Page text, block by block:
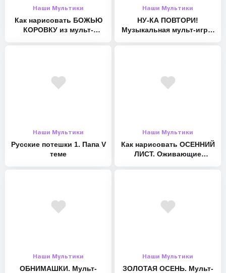
Наши Мультики
Как нарисовать БОЖЬЮ
КОРОВКУ из мульт-
Наши Мультики
НУ-КА ПОВТОРИ!
Музыкальная мульт-игра.
Наши Мультики
Русские потешки 1. Папа V
теме
Наши Мультики
Как нарисовать ОСЕННИЙ
ЛИСТ. Оживающие
Наши Мультики
ОБНИМАШКИ. Мульт-
Наши Мультики
ЗОЛОТАЯ ОСЕНЬ. Мульт-